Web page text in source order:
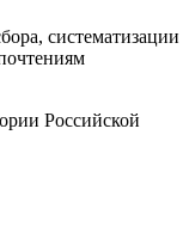
систематизации
Российской